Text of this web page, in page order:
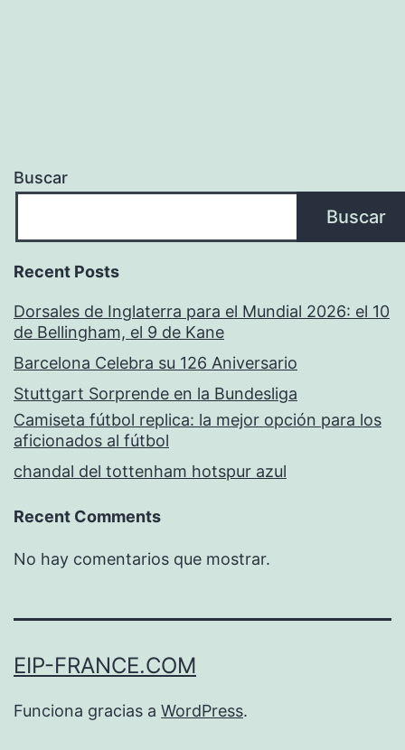
Buscar
Buscar
Recent Posts
Dorsales de Inglaterra para el Mundial 2026: el 10
de Bellingham, el 9 de Kane
Barcelona Celebra su 126 Aniversario
Stuttgart Sorprende en la Bundesliga
Camiseta fútbol replica: la mejor opción para los
aficionados al fútbol
chandal del tottenham hotspur azul
Recent Comments
No hay comentarios que mostrar.
EIP-FRANCE.COM
Funciona gracias a WordPress.